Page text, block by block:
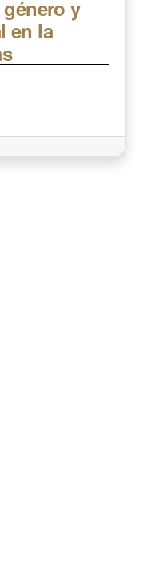
y
en la